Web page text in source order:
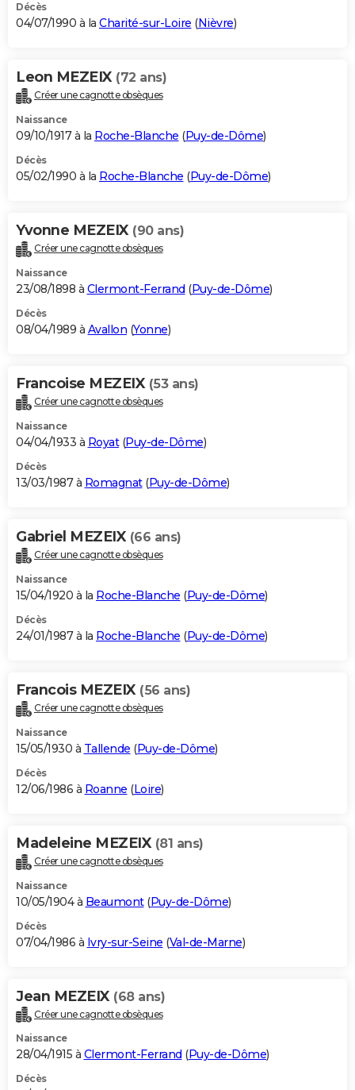
Décès
04/07/1990 à la Charité-sur-Loire (Nièvre)
Leon MEZEIX (72 ans)
Créer une cagnotte obsèques
Naissance
09/10/1917 à la Roche-Blanche (Puy-de-Dôme)
Décès
05/02/1990 à la Roche-Blanche (Puy-de-Dôme)
Yvonne MEZEIX (90 ans)
Créer une cagnotte obsèques
Naissance
23/08/1898 à Clermont-Ferrand (Puy-de-Dôme)
Décès
08/04/1989 à Avallon (Yonne)
Francoise MEZEIX (53 ans)
Créer une cagnotte obsèques
Naissance
04/04/1933 à Royat(Puy-de-Dôme)
Décès
13/03/1987 à Romagnat(Puy-de-Dôme)
Gabriel MEZEIX (66 ans)
Créer une cagnotte obsèques
Naissance
15/04/1920 à la Roche-Blanche (Puy-de-Dôme)
Décès
24/01/1987 à la Roche-Blanche (Puy-de-Dôme)
Francois MEZEIX (56 ans)
Créer une cagnotte obsèques
Naissance
15/05/1930 à Tallende (Puy-de-Dôme)
Décès
12/06/1986 à Roanne (Loire)
Madeleine MEZEIX (81 ans)
Créer une cagnotte obsèques
Naissance
10/05/1904 à Beaumont(Puy-de-Dôme)
Décès
07/04/1986 à Ivry-sur-Seine (Val-de-Marne)
Jean MEZEIX (68 ans)
Créer une cagnotte obsèques
Naissance
28/04/1915 à Clermont-Ferrand (Puy-de-Dôme)
Décès